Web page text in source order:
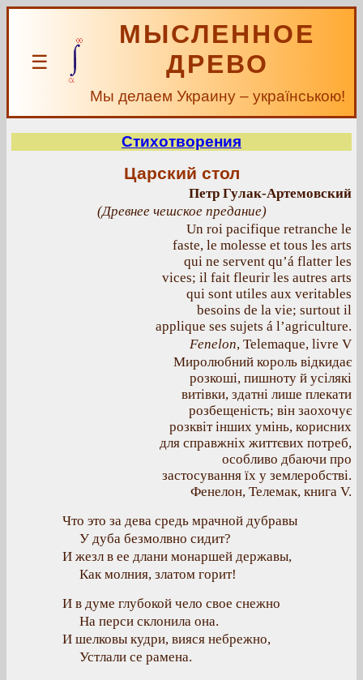
☰
МЫСЛЕННОЕ
ДРЕВО
Мы делаем Украину – українською!
Стихотворения
Царский стол
Петр Гулак-Артемовский
(Древнее чешское предание)
Un roi pacifique retranche le
faste, le molesse et tous les arts
qui ne servent qu’á flatter les
vices; il fait fleurir les autres arts
qui sont utiles aux veritables
besoins de la vie; surtout il
applique ses sujets á l’agriculture.
Fenelon, Telemaque, livre V
Миролюбний король відкидає
розкоші, пишноту й усілякі
витівки, здатні лише плекати
розбещеність; він заохочує
розквіт інших умінь, корисних
для справжніх життєвих потреб,
особливо дбаючи про
застосування їх у землеробстві.
Фенелон, Телемак, книга V.
Что это за дева средь мрачной дубравы
У дуба безмолвно сидит?
И жезл в ее длани монаршей державы,
Как молния, златом горит!
И в думе глубокой чело свое снежно
На перси склонила она.
И шелковы кудри, вияся небрежно,
Устлали се рамена.